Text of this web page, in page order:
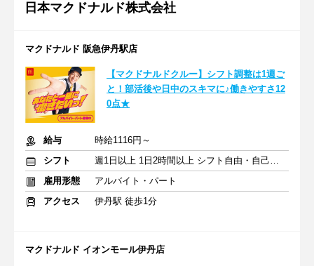
日本マクドナルド株式会社
マクドナルド 阪急伊丹駅店
【マクドナルドクルー】シフト調整は1週ご
と！部活後や日中のスキマに♪働きやすさ12
0点★
給与
時給1116円～
シフト
週1日以上 1日2時間以上 シフト自由・自己申告
雇用形態
アルバイト・パート
アクセス
伊丹駅 徒歩1分
マクドナルド イオンモール伊丹店